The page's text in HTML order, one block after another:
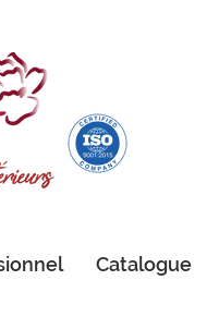
Catalogue